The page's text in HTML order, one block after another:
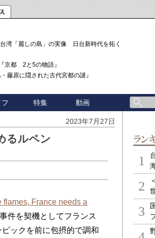
湾「麗しの島」の実像 日台新時代を拓く「3
京都 2と5の物語』
藤原に隠された古代宮都の謎』
フ 特集 動画
2023年7月27日
るルペン
flames, France needs a
件を契機としてフランス
ックを前に包摂的で調和
1
2
3